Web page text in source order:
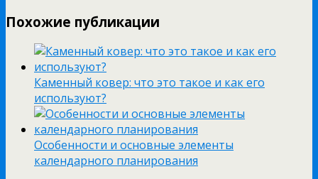
Похожие публикации
Каменный ковер: что это такое и как его
используют?
Особенности и основные элементы
календарного планирования